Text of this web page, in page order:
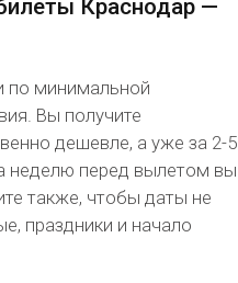
Краснодар —
по минимальной
Вы получите
дешевле, а уже за 2-5
неделю перед вылетом вы
также, чтобы даты не
праздники и начало